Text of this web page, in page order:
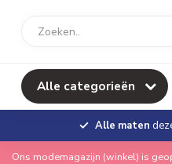
Alle categorieën
Alle maten
Ons modemagazijn (winkel) is